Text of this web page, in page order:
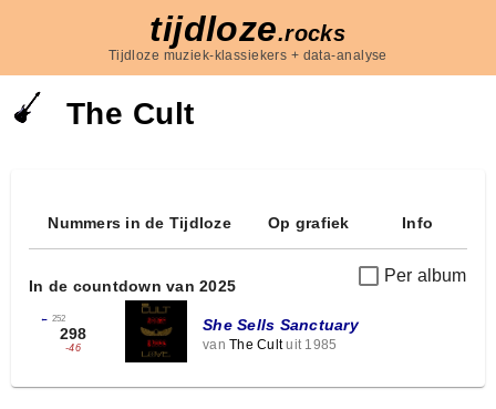
tijdloze.rocks
Tijdloze muziek-klassiekers + data-analyse
The Cult
Nummers in de Tijdloze Op grafiek Info
Per album
In de countdown van 2025
← 252
298
-46
She Sells Sanctuary
van The Cultuit 1985